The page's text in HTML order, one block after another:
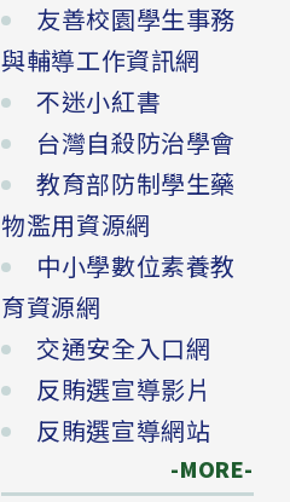
友善校園學生事務
與輔導工作資訊網
不迷小紅書
台灣自殺防治學會
教育部防制學生藥
物濫用資源網
中小學數位素養教
育資源網
交通安全入口網
反賄選宣導影片
反賄選宣導網站
-MORE-